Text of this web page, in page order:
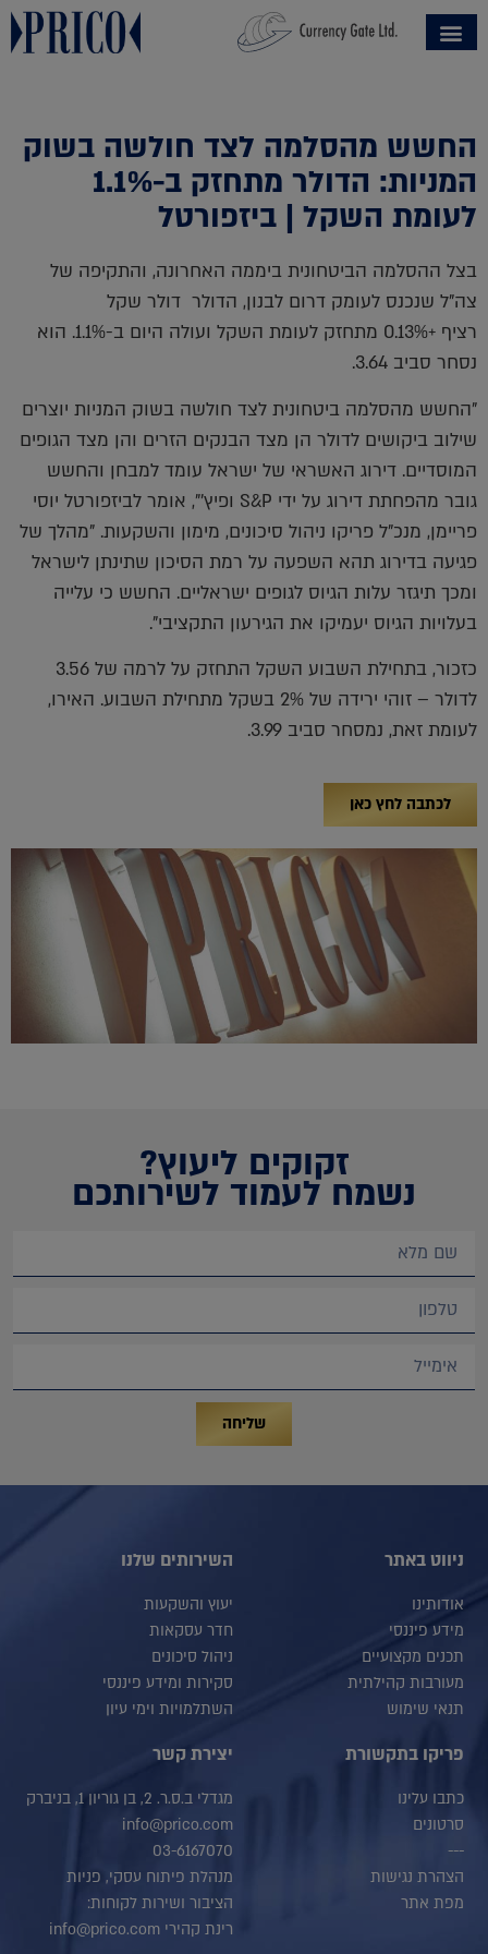
החשש מהסלמה לצד חולשה בשוק
המניות: הדולר מתחזק ב-1.1%
לעומת השקל | ביזפורטל
בצל ההסלמה הביטחונית ביממה האחרונה, והתקיפה של
צה"ל שנכנס לעומק דרום לבנון, הדולר דולר שקל
רציף +0.13%
מתחזק לעומת השקל ועולה היום ב-1.1%. הוא
נסחר סביב 3.64.
"החשש מהסלמה ביטחונית לצד חולשה בשוק המניות יוצרים
שילוב ביקושים לדולר הן מצד הבנקים הזרים והן מצד הגופים
המוסדיים. דירוג האשראי של ישראל עומד למבחן והחשש
גובר מהפחתת דירוג על ידי S&P ופיץ'", אומר לביזפורטל יוסי
פריימן, מנכ"ל פריקו ניהול סיכונים, מימון והשקעות. "מהלך של
פגיעה בדירוג תהא השפעה על רמת הסיכון שתינתן לישראל
ומכך תיגזר עלות הגיוס לגופים ישראליים. החשש כי עלייה
בעלויות הגיוס יעמיקו את הגירעון התקציבי".
כזכור, בתחילת השבוע השקל התחזק על לרמה של 3.56
לדולר – זוהי ירידה של 2% בשקל מתחילת השבוע. האירו,
לעומת זאת, נמסחר סביב 3.99.
לכתבה לחץ כאן
זקוקים ליעוץ?
נשמח לעמוד לשירותכם
שליחה
ניווט באתר
אודותינו
מידע פיננסי
תכנים מקצועיים
מעורבות קהילתית
תנאי שימוש
השירותים שלנו
יעוץ והשקעות
חדר עסקאות
ניהול סיכונים
סקירות ומידע פיננסי
השתלמויות וימי עיון
פריקו בתקשורת
כתבו עלינו
סרטונים
---
הצהרת נגישות
מפת אתר
יצירת קשר
מגדלי ב.ס.ר. 2, בן גוריון 1, בניברק
info@prico.com
03-6167070
מנהלת פיתוח עסקי, פניות
הציבור ושירות לקוחות:
רינת קהירי info@prico.com